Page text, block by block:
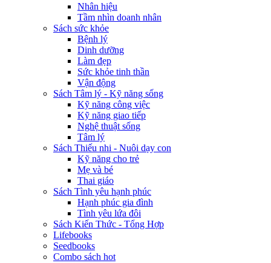
Nhân hiệu
Tầm nhìn doanh nhân
Sách sức khỏe
Bệnh lý
Dinh dưỡng
Làm đẹp
Sức khỏe tinh thần
Vận động
Sách Tâm lý - Kỹ năng sống
Kỹ năng công việc
Kỹ năng giao tiếp
Nghệ thuật sống
Tâm lý
Sách Thiếu nhi - Nuôi dạy con
Kỹ năng cho trẻ
Mẹ và bé
Thai giáo
Sách Tình yêu hạnh phúc
Hạnh phúc gia đình
Tình yêu lứa đôi
Sách Kiến Thức - Tổng Hợp
Lifebooks
Seedbooks
Combo sách hot